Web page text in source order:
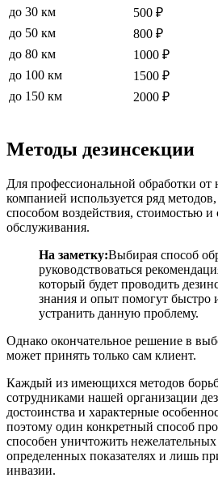
до 30 км
500 ₽
до 50 км
800 ₽
до 80 км
1000 ₽
до 100 км
1500 ₽
до 150 км
2000 ₽
Методы дезинсекции
Для профессиональной обработки
компанией используется ряд
способом воздействия, стоимостью и
обслуживания.
На заметку:Выбирая способ
руководствоваться
который будет проводить
знания и опыт помогут быстро
устранить данную проблему.
Однако окончательное решение в
может принять только сам клиент.
Каждый из имеющихся методов
сотрудниками нашей организации
достоинства и характерные
поэтому один конкретный способ
способен уничтожить
определенных показателях и лишь
инвазии.